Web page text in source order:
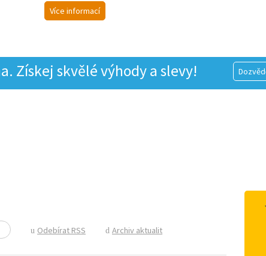
Více informací
Získej skvělé výhody a slevy!
Odebírat RSS Archiv aktualit